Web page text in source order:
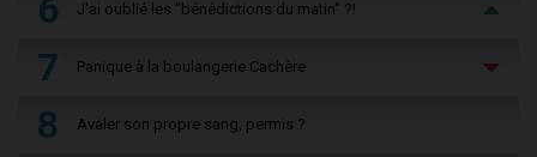
6 J'ai oublié les "bénédictions du matin" ?!
7 Panique à la boulangerie Cachère
8 Avaler son propre sang, permis ?